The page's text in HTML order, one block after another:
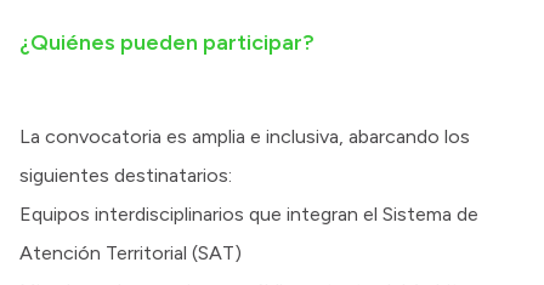
¿Quiénes pueden participar?
La convocatoria es amplia e inclusiva, abarcando los
siguientes destinatarios:
Equipos interdisciplinarios que integran el Sistema de
Atención Territorial (SAT)